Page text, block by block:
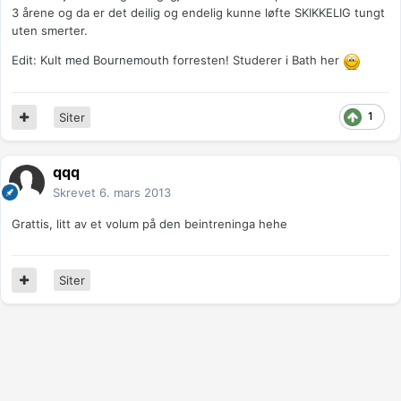
3 årene og da er det deilig og endelig kunne løfte SKIKKELIG tungt
uten smerter.
Edit: Kult med Bournemouth forresten! Studerer i Bath her
1
Siter
qqq
Skrevet 6. mars 2013
Grattis, litt av et volum på den beintreninga hehe
Siter